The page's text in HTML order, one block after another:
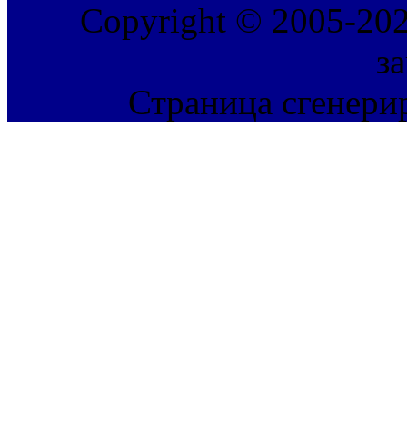
Copyright © 2005-
Страница